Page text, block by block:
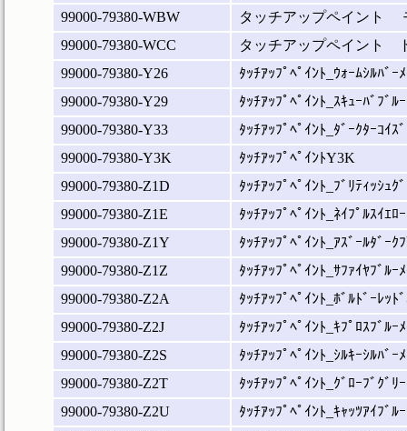
99000-79380-WBW
タッチアップペイント
99000-79380-WCC
タッチアップペイント
99000-79380-Y26
ﾀｯﾁｱｯﾌﾟﾍﾟｲﾝﾄ_ｳｫｰﾑｼﾙﾊﾞｰ
99000-79380-Y29
ﾀｯﾁｱｯﾌﾟﾍﾟｲﾝﾄ_ｽｷｭｰﾊﾞﾌﾞﾙ
99000-79380-Y33
ﾀｯﾁｱｯﾌﾟﾍﾟｲﾝﾄ_ﾀﾞｰｸﾀｰｺｲｽ
99000-79380-Y3K
ﾀｯﾁｱｯﾌﾟﾍﾟｲﾝﾄY3K
99000-79380-Z1D
ﾀｯﾁｱｯﾌﾟﾍﾟｲﾝﾄ_ﾌﾞﾘﾃｨｯｼｭｸ
99000-79380-Z1E
ﾀｯﾁｱｯﾌﾟﾍﾟｲﾝﾄ_ﾈｲﾌﾟﾙｽｲｴﾛｰ
99000-79380-Z1Y
ﾀｯﾁｱｯﾌﾟﾍﾟｲﾝﾄ_ｱｽﾞｰﾙﾀﾞｰｸ
99000-79380-Z1Z
ﾀｯﾁｱｯﾌﾟﾍﾟｲﾝﾄ_ｻﾌｧｲﾔﾌﾞﾙｰ
99000-79380-Z2A
ﾀｯﾁｱｯﾌﾟﾍﾟｲﾝﾄ_ﾎﾞﾙﾄﾞｰﾚｯﾄ
99000-79380-Z2J
ﾀｯﾁｱｯﾌﾟﾍﾟｲﾝﾄ_ｷﾌﾟﾛｽﾌﾞﾙｰ
99000-79380-Z2S
ﾀｯﾁｱｯﾌﾟﾍﾟｲﾝﾄ_ｼﾙｷｰｼﾙﾊﾞｰ
99000-79380-Z2T
ﾀｯﾁｱｯﾌﾟﾍﾟｲﾝﾄ_ｸﾞﾛｰﾌﾞｸﾞﾘ
99000-79380-Z2U
ﾀｯﾁｱｯﾌﾟﾍﾟｲﾝﾄ_ｷｬｯﾂｱｲﾌﾞﾙ